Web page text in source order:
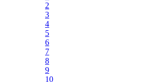
2
3
4
5
6
7
8
9
10